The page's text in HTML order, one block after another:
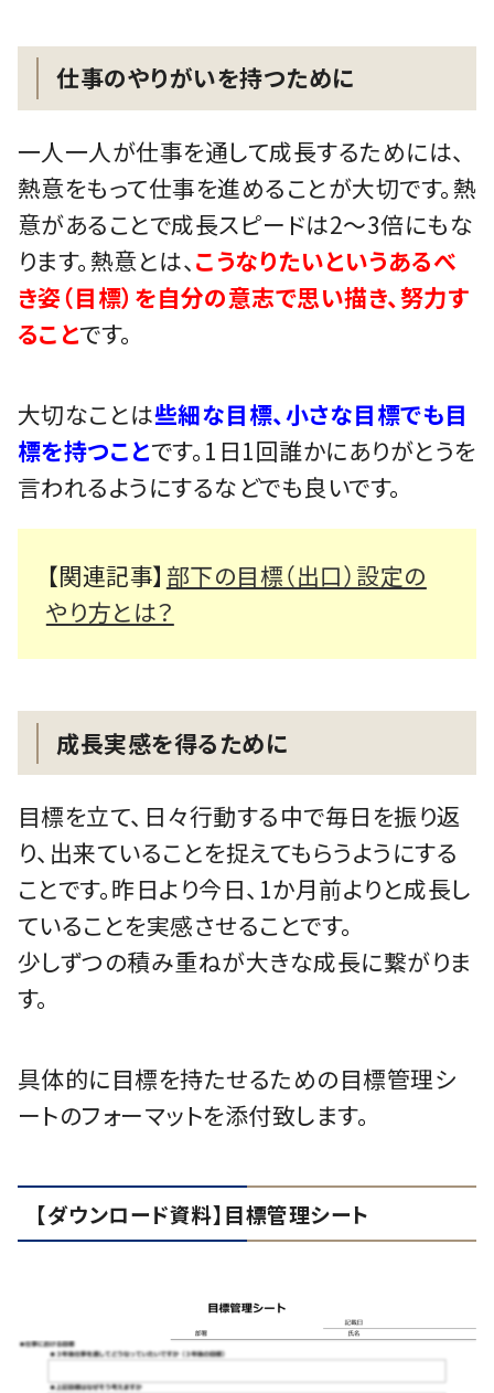
仕事のやりがいを持つために
一人一人が仕事を通して成長するためには、
熱意をもって仕事を進めることが大切です。熱
意があることで成長スピードは2～3倍にもな
ります。熱意とは、 こうなりたいというあるべ
き姿（目標）を自分の意志で思い描き、努力す
ることです。
大切なことは些細な目標、小さな目標でも目
標を持つことです。1日1回誰かにありがとうを
言われるようにするなどでも良いです。
【関連記事】 部下の目標（出口）設定の
やり方とは？
成長実感を得るために
目標を立て、日々行動する中で毎日を振り返
り、出来ていることを捉えてもらうようにする
ことです。昨日より今日、1か月前よりと成長し
ていることを実感させることです。
少しずつの積み重ねが大きな成長に繋がりま
す。
具体的に目標を持たせるための目標管理シ
ートのフォーマットを添付致します。
【ダウンロード資料】目標管理シート